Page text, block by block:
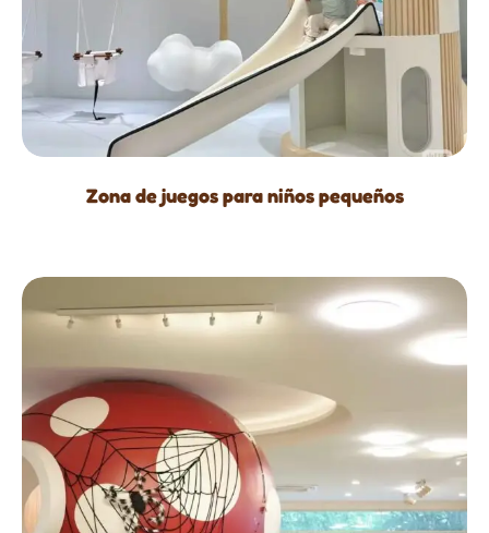
Zona de juegos para niños pequeños